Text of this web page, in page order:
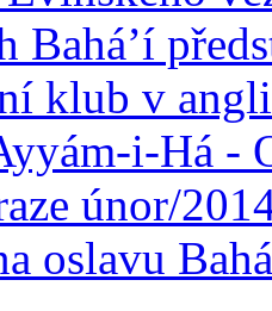
Bahá’í
klub v
i-Há -
únor/
oslavu